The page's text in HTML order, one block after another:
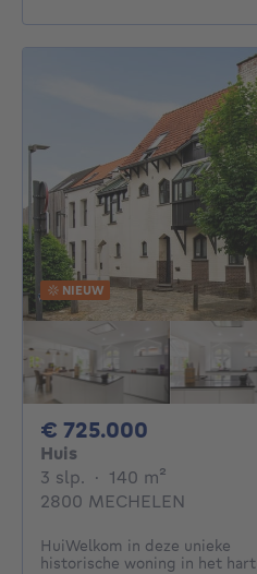
NIEUW
€ 725.000
Huis
3 slp. 3 slaapkamers
· 140 m²
2800 MECHELEN
HuiWelkom in deze unieke
historische woning in het hart